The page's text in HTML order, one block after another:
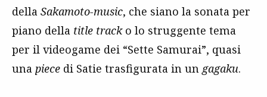
della Sakamoto-music, che siano la sonata per
piano della title tracko lo struggente tema
per il videogame dei “Sette Samurai”, quasi
una piece di Satie trasfigurata in un gagaku.